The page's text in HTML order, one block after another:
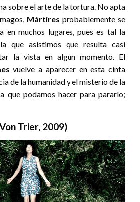
sobre el arte de la tortura. No apta
Mártires probablemente se
en muchos lugares, pues es tal la
que asistimos que resulta casi
la vista en algún momento. El
vuelve a aparecer en esta cinta
de la humanidad y el misterio de la
que podamos hacer para pararlo;
Trier, 2009)